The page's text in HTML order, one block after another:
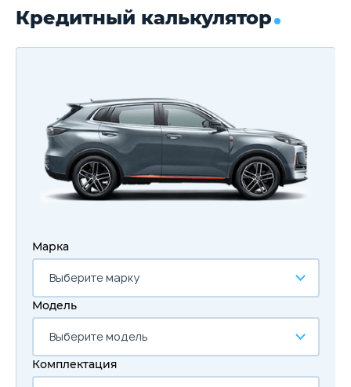
Кредитный калькулятор
Марка
Выберите марку
Модель
Выберите модель
Комплектация